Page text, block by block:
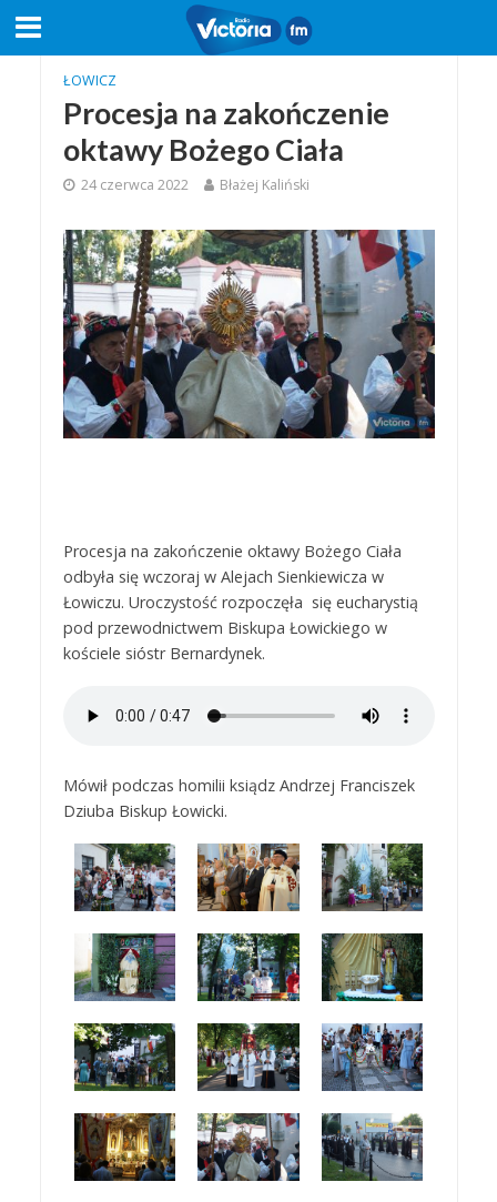
ŁOWICZ
Procesja na zakończenie
oktawy Bożego Ciała
24 czerwca 2022 Błażej Kaliński
Procesja na zakończenie oktawy Bożego Ciała
odbyła się wczoraj w Alejach Sienkiewicza w
Łowiczu. Uroczystość rozpoczęła się eucharystią
pod przewodnictwem Biskupa Łowickiego w
kościele sióstr Bernardynek.
Mówił podczas homilii ksiądz Andrzej Franciszek
Dziuba Biskup Łowicki.